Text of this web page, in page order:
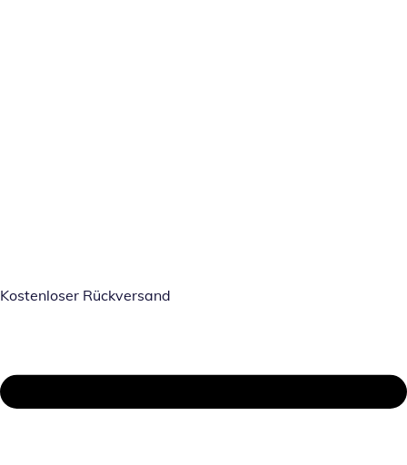
Kostenloser Rückversand